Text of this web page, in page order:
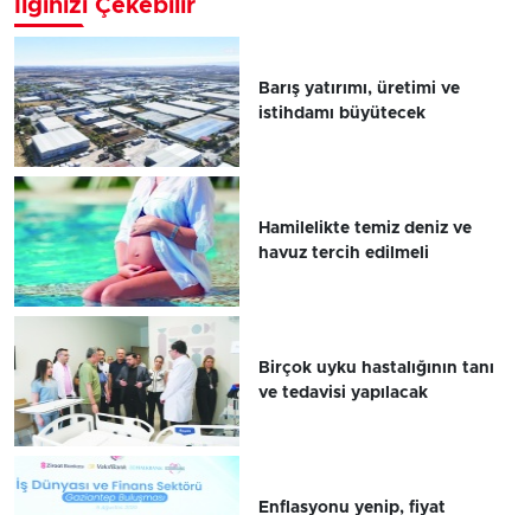
İlginizi Çekebilir
Barış yatırımı, üretimi ve
istihdamı büyütecek
Hamilelikte temiz deniz ve
havuz tercih edilmeli
Birçok uyku hastalığının tanı
ve tedavisi yapılacak
Enflasyonu yenip, fiyat